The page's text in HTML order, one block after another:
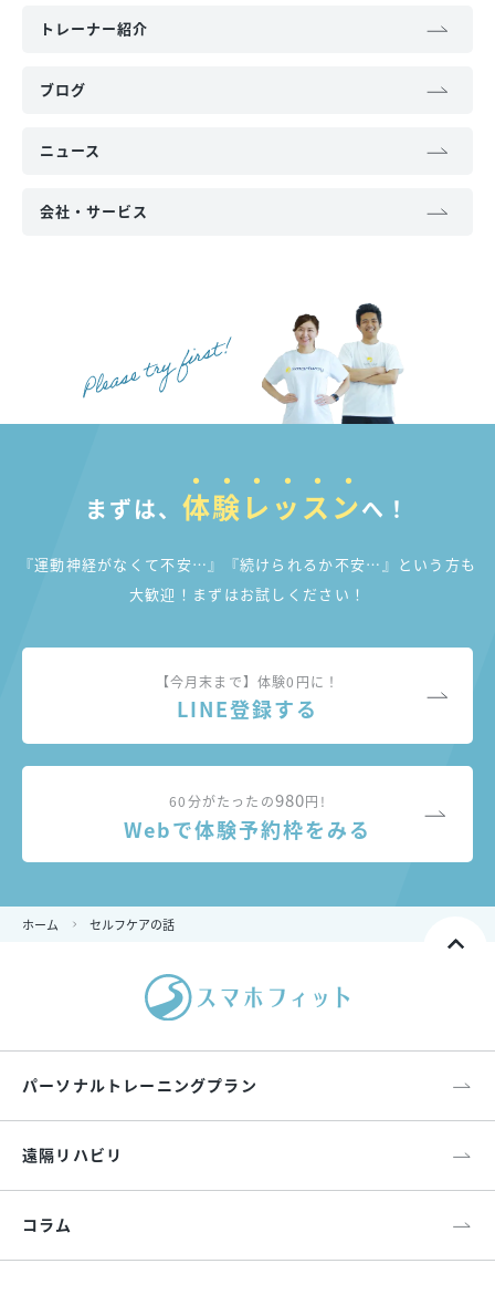
トレーナー紹介
ブログ
ニュース
会社・サービス
まずは、 体験レッスンへ！
『運動神経がなくて不安…』『続けられるか不安…』 という方も
大歓迎！まずはお試しください！
【今月末まで】体験0円に！
LINE登録する
60分がたったの980円!
Webで体験予約枠をみる
ホーム セルフケアの話
パーソナルトレーニングプラン
遠隔リハビリ
コラム